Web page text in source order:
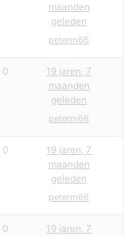
maanden
geleden
peterm66
0
19 jaren, 7
maanden
geleden
peterm66
0
19 jaren, 7
maanden
geleden
peterm66
0
19 jaren, 7